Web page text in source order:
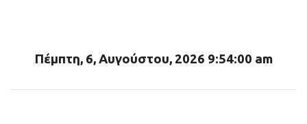
Πέμπτη, 6, Αυγούστου, 2026 9:54:02 am